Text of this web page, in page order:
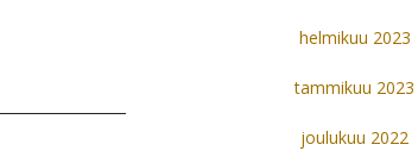
helmikuu 2023
tammikuu 2023
joulukuu 2022